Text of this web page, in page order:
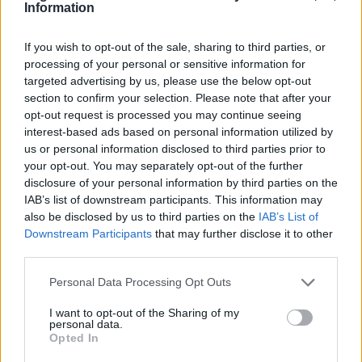
Information
If you wish to opt-out of the sale, sharing to third parties, or
processing of your personal or sensitive information for
targeted advertising by us, please use the below opt-out
section to confirm your selection. Please note that after your
opt-out request is processed you may continue seeing
interest-based ads based on personal information utilized by
us or personal information disclosed to third parties prior to
your opt-out. You may separately opt-out of the further
disclosure of your personal information by third parties on the
IAB’s list of downstream participants. This information may
also be disclosed by us to third parties on the IAB’s List of
Downstream Participants that may further disclose it to other
Personal Data Processing Opt Outs
I want to opt-out of the Sharing of my
personal data.
Opted In
linea per informarvi in modo puntuale.
LEGGI ANCHE
SCUOLAScuola, Frisone (Cgil Legnano): “La giostra
delle aperture e chiusure delle scuole deve finire”
PIÙ INFORMAZIONI SU
LEGGI GLI ALTRI ARTICOLI DI
LEGNANO
Selezioniamo per te
Il meglio di